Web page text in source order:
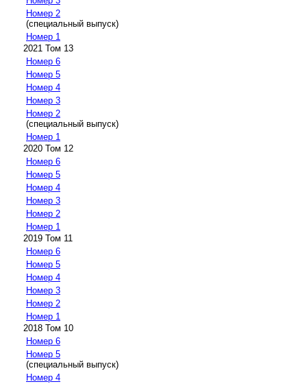
Номер 2
(специальный выпуск)
Номер 1
2021 Том 13
Номер 6
Номер 5
Номер 4
Номер 3
Номер 2
(специальный выпуск)
Номер 1
2020 Том 12
Номер 6
Номер 5
Номер 4
Номер 3
Номер 2
Номер 1
2019 Том 11
Номер 6
Номер 5
Номер 4
Номер 3
Номер 2
Номер 1
2018 Том 10
Номер 6
Номер 5
(специальный выпуск)
Номер 4